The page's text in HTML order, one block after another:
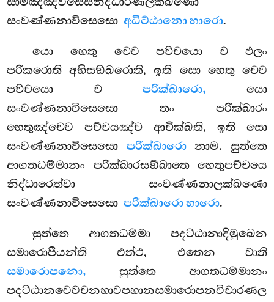
සංවණ්ණනාවිසෙසොඅධිට්ඨානො හාරො.
යො හෙතු චෙව පච්චයො ච ඵලං
පරිකරොති අභිසඞ්ඛරොති, ඉති සො හෙතු චෙව
පච්චයො ච පරික්ඛාරො, යො
සංවණ්ණනාවිසෙසො තං පරික්ඛාරං
හෙතුඤ්චෙව පච්චයඤ්ච ආචික්ඛති, ඉති සො
සංවණ්ණනාවිසෙසො පරික්ඛාරොනාම. සුත්තෙ
ආගතධම්මානං පරික්ඛාරසඞ්ඛාතෙ හෙතුපච්චයෙ
නිද්ධාරෙත්වා සංවණ්ණනාලක්ඛණො
සංවණ්ණනාවිසෙසොපරික්ඛාරො හාරො.
සුත්තෙ ආගතධම්මා පදට්ඨානාදිමුඛෙන
සමාරොපීයන්ති එත්ථ, එතෙන වාති
සමාරොපනො, සුත්තෙ ආගතධම්මානං
පදට්ඨානවෙවචනභාවපහානසමාරොපනවිචාරණල